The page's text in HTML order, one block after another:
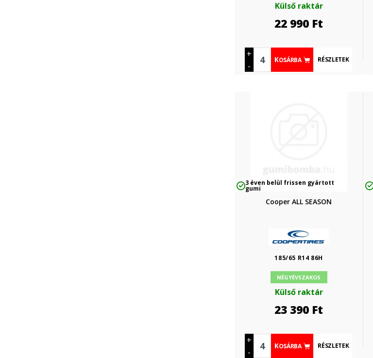
Külső raktár
22 990 Ft
+
-
KOSÁRBA RÉSZLETEK
3 éven belül frissen gyártott
gumi
Cooper ALL SEASON
185/65 R14 86H
NÉGYÉVSZAKOS
Külső raktár
23 390 Ft
+
-
KOSÁRBA RÉSZLETEK